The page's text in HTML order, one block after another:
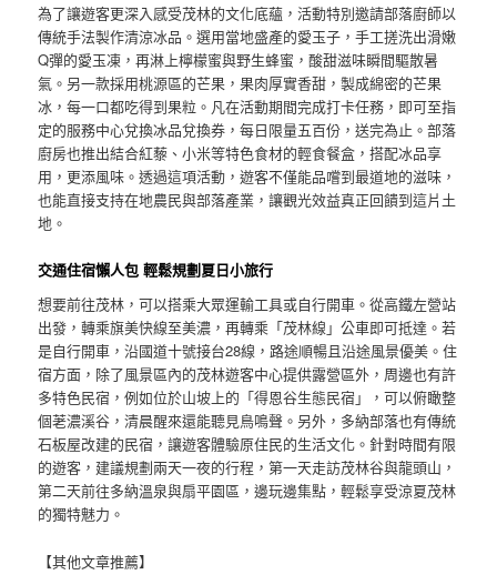
為了讓遊客更深入感受茂林的文化底蘊，活動特別邀請部落廚師以
傳統手法製作清涼冰品。選用當地盛產的愛玉子，手工搓洗出滑嫩
Q彈的愛玉凍，再淋上檸檬蜜與野生蜂蜜，酸甜滋味瞬間驅散暑
氣。另一款採用桃源區的芒果，果肉厚實香甜，製成綿密的芒果
冰，每一口都吃得到果粒。凡在活動期間完成打卡任務，即可至指
定的服務中心兌換冰品兌換券，每日限量五百份，送完為止。部落
廚房也推出結合紅藜、小米等特色食材的輕食餐盒，搭配冰品享
用，更添風味。透過這項活動，遊客不僅能品嚐到最道地的滋味，
也能直接支持在地農民與部落產業，讓觀光效益真正回饋到這片土
地。
交通住宿懶人包 輕鬆規劃夏日小旅行
想要前往茂林，可以搭乘大眾運輸工具或自行開車。從高鐵左營站
出發，轉乘旗美快線至美濃，再轉乘「茂林線」公車即可抵達。若
是自行開車，沿國道十號接台28線，路途順暢且沿途風景優美。住
宿方面，除了風景區內的茂林遊客中心提供露營區外，周邊也有許
多特色民宿，例如位於山坡上的「得恩谷生態民宿」，可以俯瞰整
個荖濃溪谷，清晨醒來還能聽見鳥鳴聲。另外，多納部落也有傳統
石板屋改建的民宿，讓遊客體驗原住民的生活文化。針對時間有限
的遊客，建議規劃兩天一夜的行程，第一天走訪茂林谷與龍頭山，
第二天前往多納溫泉與扇平園區，邊玩邊集點，輕鬆享受涼夏茂林
的獨特魅力。
【其他文章推薦】